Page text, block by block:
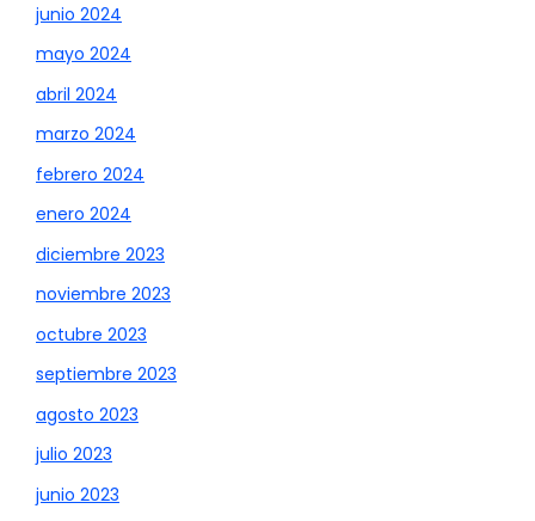
junio 2024
mayo 2024
abril 2024
marzo 2024
febrero 2024
enero 2024
diciembre 2023
noviembre 2023
octubre 2023
septiembre 2023
agosto 2023
julio 2023
junio 2023